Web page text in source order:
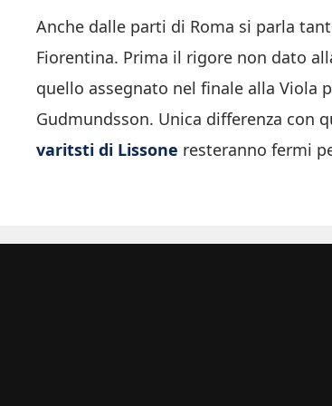
Anche dalle parti di Roma si parla
Fiorentina. Prima il rigore non dato
quello assegnato nel finale alla Viola
Gudmundsson. Unica differenza con
varitsti di Lissone resteranno fermi